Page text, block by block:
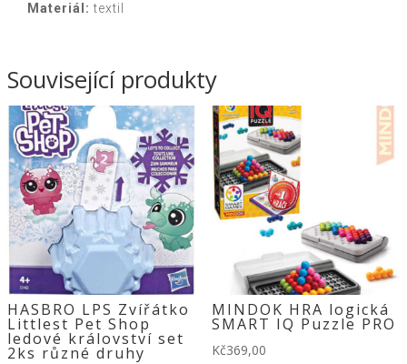
Materiál:textil
Související produkty
HASBRO LPS Zvířátko
Littlest Pet Shop
ledové království set
2ks různé druhy
MINDOK HRA logická
SMART IQ Puzzle PRO
Kč369,00